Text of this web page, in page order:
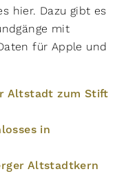
hier. Dazu gibt es
mit
für Apple und
Altstadt zum Stift
in
Altstadtkern